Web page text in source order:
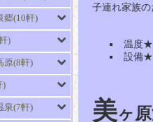
子連れ家族の
温度
設備
美ヶ